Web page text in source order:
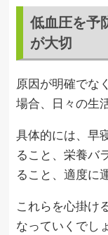
低血圧を予
が大切
原因が明確でな
場合、日々の生
具体的には、早
ること、栄養バ
ること、適度に
これらを心掛け
なっていくでし